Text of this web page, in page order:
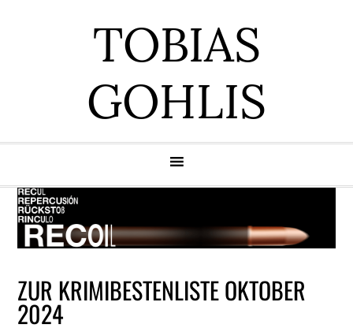
TOBIAS
GOHLIS
ZUR KRIMIBESTENLISTE OKTOBER
2024